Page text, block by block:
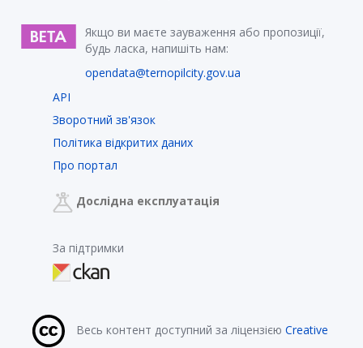
Якщо ви маєте зауваження або пропозиції,
будь ласка, напишіть нам:
opendata@ternopilcity.gov.ua
API
Зворотний зв'язок
Політика відкритих даних
Про портал
Дослідна експлуатація
За підтримки
Весь контент доступний за ліцензією Creative